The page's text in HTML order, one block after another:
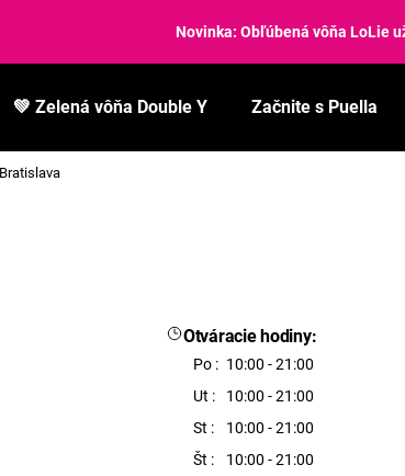
Letné zľavy: Svieže topánky
💚 Zelená vôňa Double Y Začnite s Puella
Otváracie hodiny:
Po : 10:00 - 21:00
Ut :
10:00 - 21:00
St :
10:00 - 21:00
Št :
10:00 - 21:00
Čo potrebujete